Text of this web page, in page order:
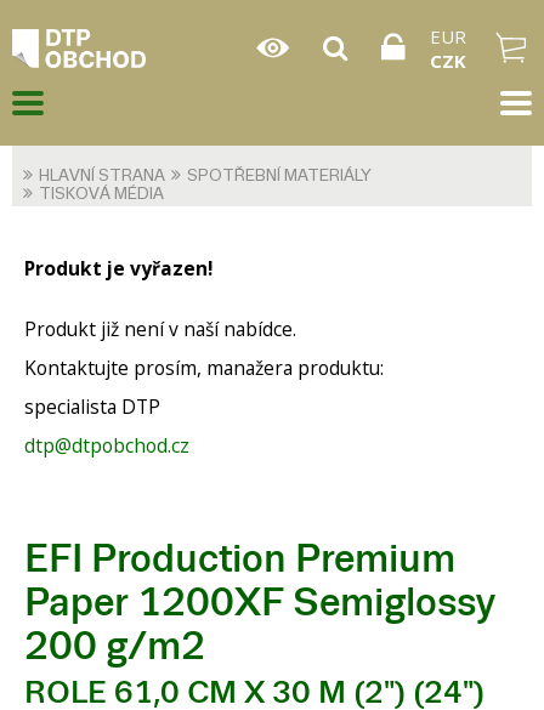
EUR
CZK
HLAVNÍ STRANA
SPOTŘEBNÍ MATERIÁLY
TISKOVÁ MÉDIA
Produkt je vyřazen!
Produkt již není v naší nabídce.
Kontaktujte prosím, manažera produktu:
specialista DTP
dtp@dtpobchod.cz
EFI Production Premium
Paper 1200XF Semiglossy
200 g/m2
ROLE 61,0 CM X 30 M (2") (24")